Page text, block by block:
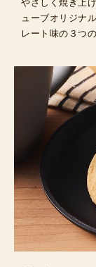
やさしく焼き上
ューブオリジナ
レート味の３つ